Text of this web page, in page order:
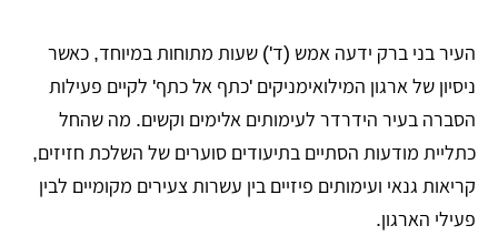
העיר בני ברק ידעה אמש (ד') שעות מתוחות במיוחד, כאשר
ניסיון של ארגון המילואימניקים 'כתף אל כתף' לקיים פעילות
הסברה בעיר הידרדר לעימותים אלימים וקשים. מה שהחל
כתליית מודעות הסתיים בתיעודים סוערים של השלכת חזיזים,
קריאות גנאי ועימותים פיזיים בין עשרות צעירים מקומיים לבין
פעילי הארגון.